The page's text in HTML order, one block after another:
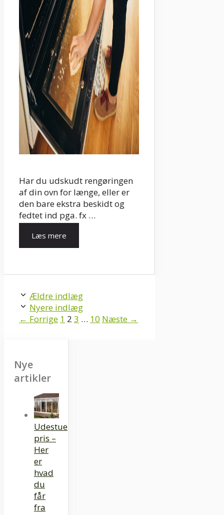
Har du udskudt rengøringen
af din ovn for længe, eller er
den bare ekstra beskidt og
fedtet ind pga. fx …
Læs mere
Ældre indlæg
Nyere indlæg
← Forrige Page
1 Page
2 Page
3 … Page
10 Næste →
Nye
artikler
Udestue
pris –
Her
er
hvad
du
får
fra